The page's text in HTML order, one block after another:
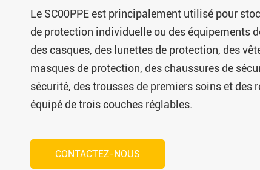
Le SC00PPE est principalement utilisé pour
de protection individuelle ou des équipements
des casques, des lunettes de protection, des
masques de protection, des chaussures de
sécurité, des trousses de premiers soins et des
équipé de trois couches réglables.
CONTACTEZ-NOUS